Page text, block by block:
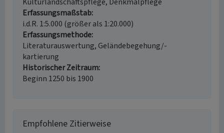
Erfassungsmaßstab
i.d.R. 1:5.000 (größer als 1:20.000)
Erfassungsmethode
Literaturauswertung, Geländebegehung/-
kartierung
Historischer Zeitraum
Beginn 1250 bis 1900
Empfohlene Zitierweise